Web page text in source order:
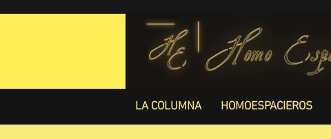
LA COLUMNA HOMOESPACIEROS